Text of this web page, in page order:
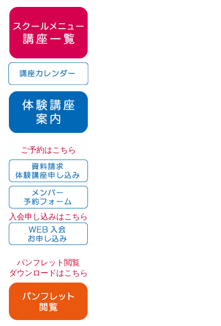
ご予約はこちら
入会申し込みはこちら
パンフレット閲覧
ダウンロードはこちら